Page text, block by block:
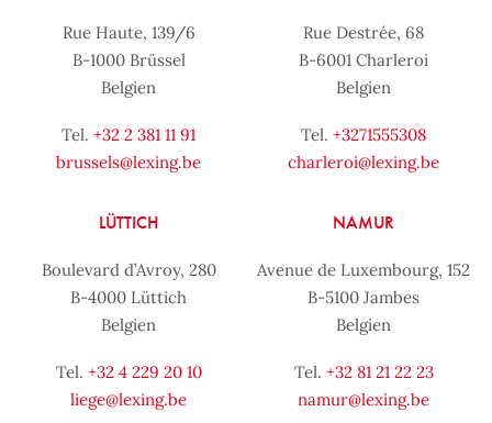
Rue Haute, 139/6
B-1000 Brüssel
Belgien
Tel. +32 2 381 11 91
brussels@lexing.be
Rue Destrée, 68
B-6001 Charleroi
Belgien
Tel. +3271555308
charleroi@lexing.be
LÜTTICH
Boulevard d’Avroy, 280
B-4000 Lüttich
Belgien
Tel. +32 4 229 20 10
liege@lexing.be
NAMUR
Avenue de Luxembourg, 152
B-5100 Jambes
Belgien
Tel. +32 81 21 22 23
namur@lexing.be